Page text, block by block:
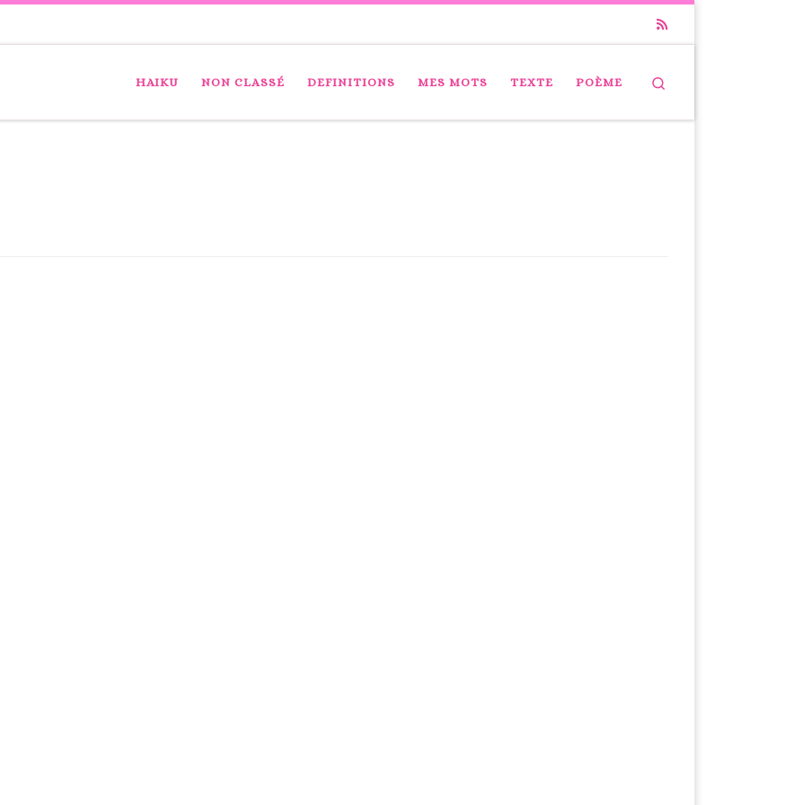
HAIKU NON CLASSÉ DEFINITIONS MES MOTS TEXTE POÈME